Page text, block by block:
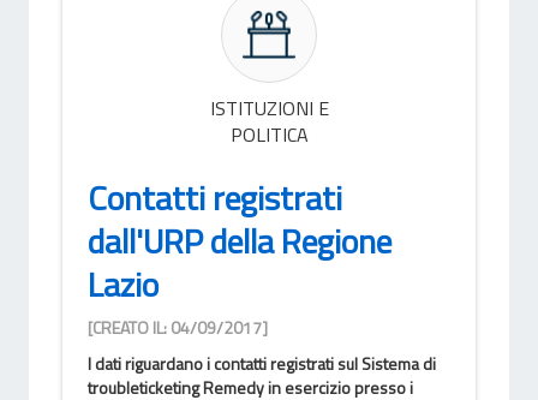
ISTITUZIONI E
POLITICA
Contatti registrati
dall'URP della Regione
Lazio
[CREATO IL: 04/09/2017]
I dati riguardano i contatti registrati sul Sistema di
troubleticketing Remedy in esercizio presso i